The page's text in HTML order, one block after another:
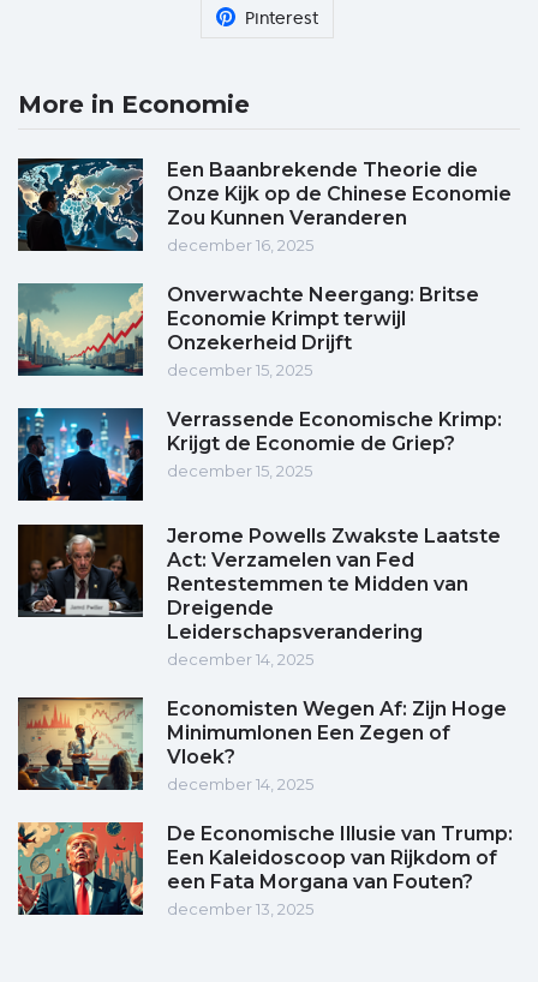
Pinterest
More in Economie
Een Baanbrekende Theorie die
Onze Kijk op de Chinese Economie
Zou Kunnen Veranderen
december 16, 2025
Onverwachte Neergang: Britse
Economie Krimpt terwijl
Onzekerheid Drijft
december 15, 2025
Verrassende Economische Krimp:
Krijgt de Economie de Griep?
december 15, 2025
Jerome Powells Zwakste Laatste
Act: Verzamelen van Fed
Rentestemmen te Midden van
Dreigende
Leiderschapsverandering
december 14, 2025
Economisten Wegen Af: Zijn Hoge
Minimumlonen Een Zegen of
Vloek?
december 14, 2025
De Economische Illusie van Trump:
Een Kaleidoscoop van Rijkdom of
een Fata Morgana van Fouten?
december 13, 2025